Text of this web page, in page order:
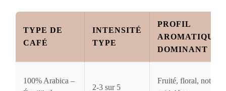
TYPE DE
CAFÉ
INTENSITÉ
TYPE
PROFIL
AROMATIQUE
DOMINANT
100% Arabica –
2-3 sur 5
Fruité, floral, notes